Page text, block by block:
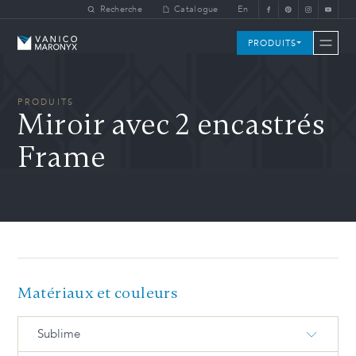
Skip to main contentRecherche Catalogue En
Vanico-Maronyx PRODUITS
PRODUITS
Miroir avec 2 encastrés
Frame
Matériaux et couleurs
Sublime